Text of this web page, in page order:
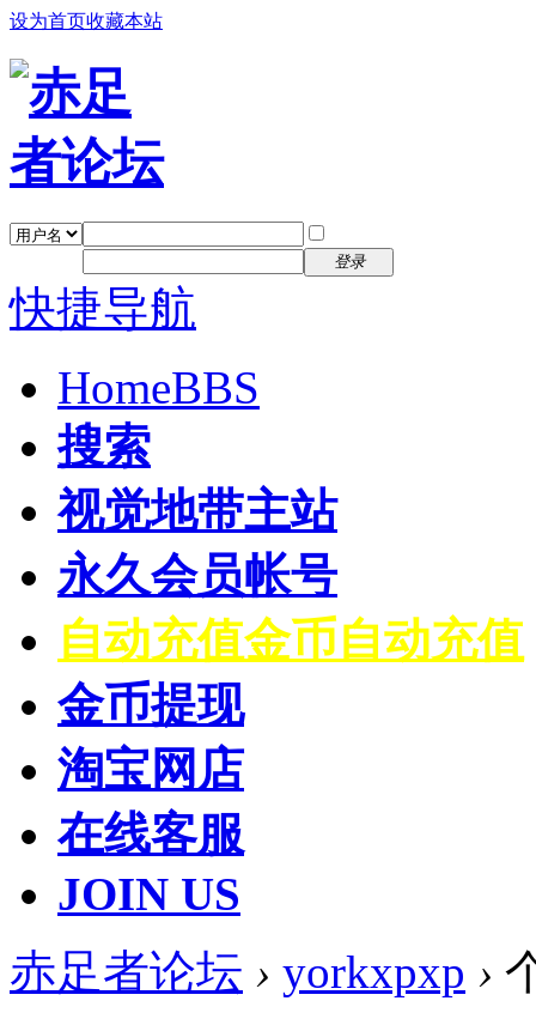
设为首页收藏本站
登录
快捷导航
HomeBBS
搜索
视觉地带主站
永久会员帐号
自动充值金币自动充值
金币提现
淘宝网店
在线客服
JOIN US
赤足者论坛 › yorkxpxp ›